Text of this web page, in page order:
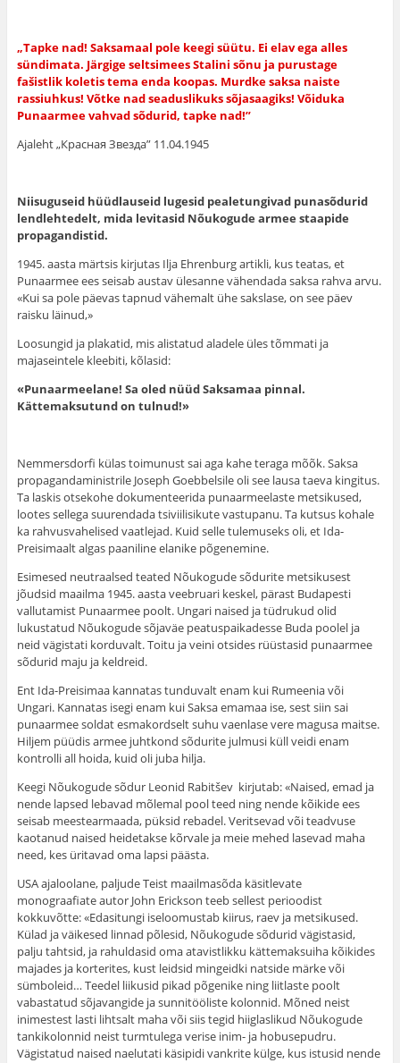
„Tapke nad! Saksamaal pole keegi süütu. Ei elav ega alles
sündimata. Järgige seltsimees Stalini sõnu ja purustage
fašistlik koletis tema enda koopas. Murdke saksa naiste
rassiuhkus! Võtke nad seaduslikuks sõjasaagiks! Võiduka
Punaarmee vahvad sõdurid, tapke nad!”
Ajaleht „Красная Звезда” 11.04.1945
Niisuguseid hüüdlauseid lugesid pealetungivad punasõdurid
lendlehtedelt, mida levitasid Nõukogude armee staapide
propagandistid.
1945. aasta märtsis kirjutas Ilja Ehrenburg artikli, kus teatas, et
Punaarmee ees seisab austav ülesanne vähendada saksa rahva arvu.
«Kui sa pole päevas tapnud vähemalt ühe sakslase, on see päev
raisku läinud,»
Loosungid ja plakatid, mis alistatud aladele üles tõmmati ja
majaseintele kleebiti, kõlasid:
«Punaarmeelane! Sa oled nüüd Saksamaa pinnal.
Kättemaksutund on tulnud!»
Nemmersdorfi külas toimunust sai aga kahe teraga mõõk. Saksa
propagandaministrile Joseph Goebbelsile oli see lausa taeva kingitus.
Ta laskis otsekohe dokumenteerida punaarmeelaste metsikused,
lootes sellega suurendada tsiviilisikute vastupanu. Ta kutsus kohale
ka rahvusvahelised vaatlejad. Kuid selle tulemuseks oli, et Ida-
Preisimaalt algas paaniline elanike põgenemine.
Esimesed neutraalsed teated Nõukogude sõdurite metsikusest
jõudsid maailma 1945. aasta veebruari keskel, pärast Budapesti
vallutamist Punaarmee poolt. Ungari naised ja tüdrukud olid
lukustatud Nõukogude sõjaväe peatuspaikadesse Buda poolel ja
neid vägistati korduvalt. Toitu ja veini otsides rüüstasid punaarmee
sõdurid maju ja keldreid.
Ent Ida-Preisimaa kannatas tunduvalt enam kui Rumeenia või
Ungari. Kannatas isegi enam kui Saksa emamaa ise, sest siin sai
punaarmee soldat esmakordselt suhu vaenlase vere magusa maitse.
Hiljem püüdis armee juhtkond sõdurite julmusi küll veidi enam
kontrolli all hoida, kuid oli juba hilja.
Keegi Nõukogude sõdur Leonid Rabitšev kirjutab: «Naised, emad ja
nende lapsed lebavad mõlemal pool teed ning nende kõikide ees
seisab meestearmaada, püksid rebadel. Veritsevad või teadvuse
kaotanud naised heidetakse kõrvale ja meie mehed lasevad maha
need, kes üritavad oma lapsi päästa.
USA ajaloolane, paljude Teist maailmasõda käsitlevate
monograafiate autor John Erickson teeb sellest perioodist
kokkuvõtte: «Edasitungi iseloomustab kiirus, raev ja metsikused.
Külad ja väikesed linnad põlesid, Nõukogude sõdurid vägistasid,
palju tahtsid, ja rahuldasid oma atavistlikku kättemaksuiha kõikides
majades ja korterites, kust leidsid mingeidki natside märke või
sümboleid… Teedel liikusid pikad põgenike ning liitlaste poolt
vabastatud sõjavangide ja sunnitööliste kolonnid. Mõned neist
inimestest lasti lihtsalt maha või siis tegid hiiglaslikud Nõukogude
tankikolonnid neist turmtulega verise inim- ja hobusepudru.
Vägistatud naised naelutati käsipidi vankrite külge, kus istusid nende